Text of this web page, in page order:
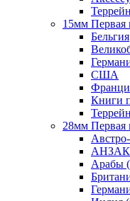
Террейн
15мм Первая
Бельгия
США
Книги
Террейн
28мм Первая
АНЗАК
Арабы